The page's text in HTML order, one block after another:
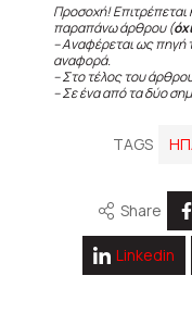
Προσοχή!
παραπάνω άρθρου (
– Αναφέρεται ως πηγή
αναφορά.
– Στο τέλος του
– Σε ένα από τα δύο
TAGS
Share
Linkedin